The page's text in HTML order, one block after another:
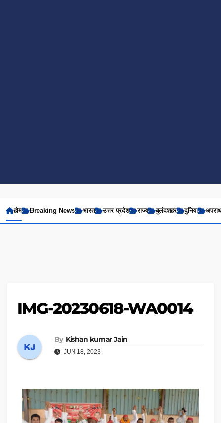
होम Breaking News भारत उत्तर प्रदेश राज्य बुलंदशहर दुनिया अपराध
IMG-20230618-WA0014
By Kishan kumar Jain
JUN 18, 2023